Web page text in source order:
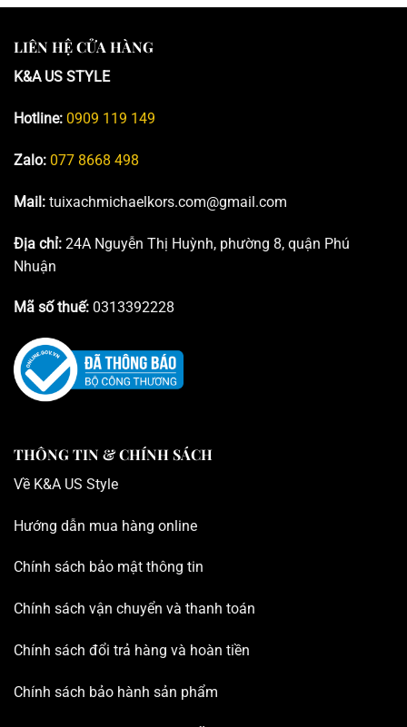
LIÊN HỆ CỬA HÀNG
K&A US STYLE
Hotline: 0909 119 149
Zalo: 077 8668 498
Mail: tuixachmichaelkors.com@gmail.com
Địa chỉ: 24A Nguyễn Thị Huỳnh, phường 8, quận Phú
Nhuận
Mã số thuế: 0313392228
THÔNG TIN & CHÍNH SÁCH
Về K&A US Style
Hướng dẫn mua hàng online
Chính sách bảo mật thông tin
Chính sách vận chuyển và thanh toán
Chính sách đổi trả hàng và hoàn tiền
Chính sách bảo hành sản phẩm